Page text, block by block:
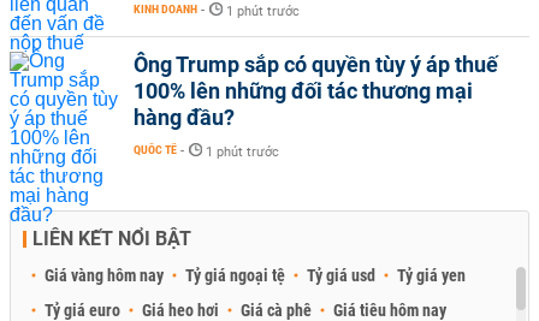
KINH DOANH - 1 phút trước
Ông Trump sắp có quyền tùy ý áp thuế
100% lên những đối tác thương mại
hàng đầu?
QUỐC TẾ - 1 phút trước
LIÊN KẾT NỔI BẬT
Giá vàng hôm nay Tỷ giá ngoại tệ Tỷ giá usd
Tỷ giá yen
Tỷ giá euro
Giá heo hơi Giá cà phê
Giá tiêu hôm nay